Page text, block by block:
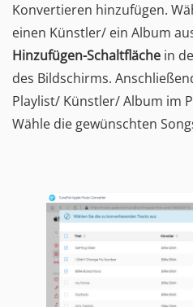
Konvertieren hinzufügen.
einen Künstler/ ein Album
Hinzufügen-Schaltfläche in
des Bildschirms.
Playlist/ Künstler/ Album im
Wähle die gewünschten